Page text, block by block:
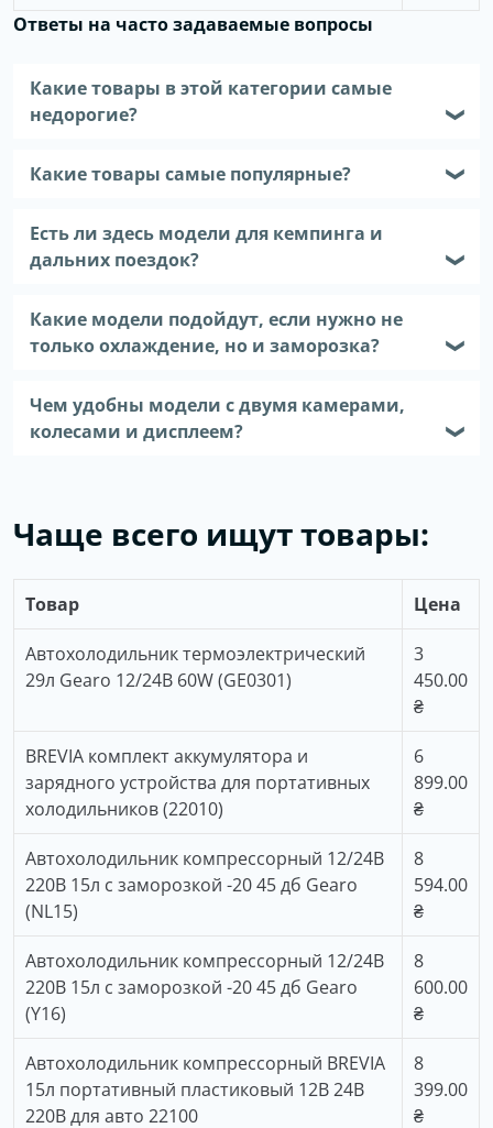
Ответы на часто задаваемые вопросы
Какие товары в этой категории самые
недорогие?
❯
Какие товары самые популярные? ❯
Есть ли здесь модели для кемпинга и
дальних поездок?
❯
Какие модели подойдут, если нужно не
только охлаждение, но и заморозка?
❯
Чем удобны модели с двумя камерами,
колесами и дисплеем?
❯
Чаще всего ищут товары:
Товар Цена
Автохолодильник термоэлектрический
29л Gearo 12/24В 60W (GE0301)
3
450.00
₴
BREVIA комплект аккумулятора и
зарядного устройства для портативных
холодильников (22010)
6
899.00
₴
Автохолодильник компрессорный 12/24В
220В 15л с заморозкой -20 45 дб Gearo
(NL15)
8
594.00
₴
Автохолодильник компрессорный 12/24В
220В 15л с заморозкой -20 45 дб Gearo
(Y16)
8
600.00
₴
Автохолодильник компрессорный BREVIA
15л портативный пластиковый 12В 24В
220В для авто 22100
8
399.00
₴